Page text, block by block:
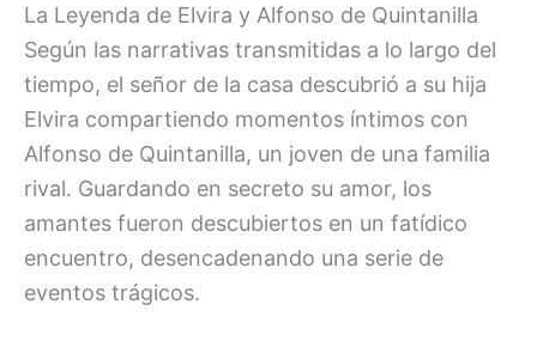
La Leyenda de Elvira y Alfonso de Quintanilla
Según las narrativas transmitidas a lo largo del
tiempo, el señor de la casa descubrió a su hija
Elvira compartiendo momentos íntimos con
Alfonso de Quintanilla, un joven de una familia
rival. Guardando en secreto su amor, los
amantes fueron descubiertos en un fatídico
encuentro, desencadenando una serie de
eventos trágicos.